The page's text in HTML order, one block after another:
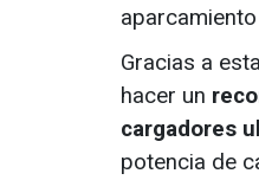
Gracias a
hacer un
cargadores
potencia de